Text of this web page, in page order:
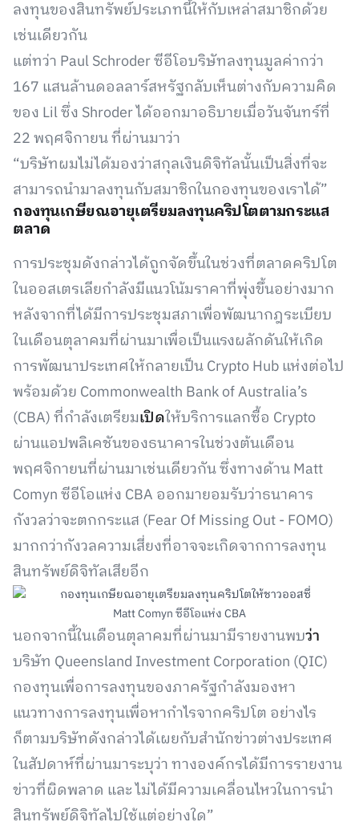
ลงทุนของสินทรัพย์ประเภทนี้ให้กับเหล่าสมาชิกด้วย
เช่นเดียวกัน
แต่ทว่า Paul Schroder ซีอีโอบริษัทลงทุนมูลค่ากว่า
167 แสนล้านดอลลาร์สหรัฐกลับเห็นต่างกับความคิด
ของ Lil ซึ่ง Shroder ได้ออกมาอธิบายเมื่อวันจันทร์ที่
22 พฤศจิกายน ที่ผ่านมาว่า
“บริษัทผมไม่ได้มองว่าสกุลเงินดิจิทัลนั้นเป็นสิ่งที่จะ
สามารถนำมาลงทุนกับสมาชิกในกองทุนของเราได้”
กองทุนเกษียณอายุเตรียมลงทุนคริปโตตามกระแส
ตลาด
การประชุมดังกล่าวได้ถูกจัดขึ้นในช่วงที่ตลาดคริปโต
ในออสเตรเลียกำลังมีแนวโน้มราคาที่พุ่งขึ้นอย่างมาก
หลังจากที่ได้มีการประชุมสภาเพื่อพัฒนากฎระเบียบ
ในเดือนตุลาคมที่ผ่านมาเพื่อเป็นแรงผลักดันให้เกิด
การพัฒนาประเทศให้กลายเป็น Crypto Hub แห่งต่อไป
พร้อมด้วย Commonwealth Bank of Australia’s
(CBA) ที่กำลังเตรียมเปิดให้บริการแลกซื้อ Crypto
ผ่านแอปพลิเคชันของธนาคารในช่วงต้นเดือน
พฤศจิกายนที่ผ่านมาเช่นเดียวกัน ซึ่งทางด้าน Matt
Comyn ซีอีโอแห่ง CBA ออกมายอมรับว่าธนาคาร
กังวลว่าจะตกกระแส (Fear Of Missing Out - FOMO)
มากกว่ากังวลความเสี่ยงที่อาจจะเกิดจากการลงทุน
สินทรัพย์ดิจิทัลเสียอีก
Matt Comyn ซีอีโอแห่ง CBA
นอกจากนี้ในเดือนตุลาคมที่ผ่านมามีรายงานพบว่า
บริษัท Queensland Investment Corporation (QIC)
กองทุนเพื่อการลงทุนของภาครัฐกำลังมองหา
แนวทางการลงทุนเพื่อหากำไรจากคริปโต อย่างไร
ก็ตามบริษัทดังกล่าวได้เผยกับสำนักข่าวต่างประเทศ
ในสัปดาห์ที่ผ่านมาระบุว่า ทางองค์กรได้มีการรายงาน
ข่าวที่ผิดพลาด และ ไม่ได้มีความเคลื่อนไหวในการนำ
สินทรัพย์ดิจิทัลไปใช้แต่อย่างใด”